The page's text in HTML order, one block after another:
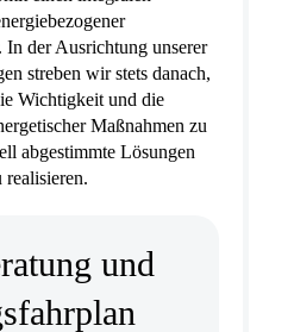
In der Ausrichtung unserer
streben wir stets danach,
Wichtigkeit und die
Maßnahmen zu
abgestimmte Lösungen
und